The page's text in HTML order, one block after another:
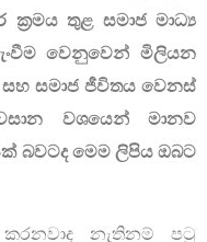
තුළ සමාජ මාධ්‍ය
වෙනුවෙන් මිලියන
සමාජ ජීවිතය වෙනස්
වශයෙන් මානව
බවටද මෙම ලිපිය ඔබට
නැතිනම් පටු